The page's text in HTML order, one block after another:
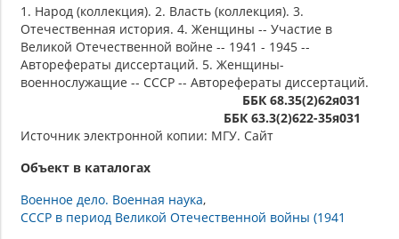
1. Народ (коллекция). 2. Власть (коллекция). 3.
Отечественная история. 4. Женщины -- Участие в
Великой Отечественной войне -- 1941 - 1945 --
Авторефераты диссертаций. 5. Женщины-
военнослужащие -- СССР -- Авторефераты диссертаций.
ББК 68.35(2)62я031
ББК 63.3(2)622-35я031
Источник электронной копии: МГУ. Сайт
Объект в каталогах
Военное дело. Военная наука
СССР в период Великой Отечественной войны (1941